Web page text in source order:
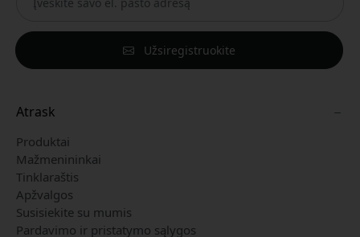
Užsiregistruokite
Atrask
Produktai
Mažmenininkai
Tinklaraštis
Apžvalgos
Susisiekite su mumis
Pardavimo ir pristatymo sąlygos